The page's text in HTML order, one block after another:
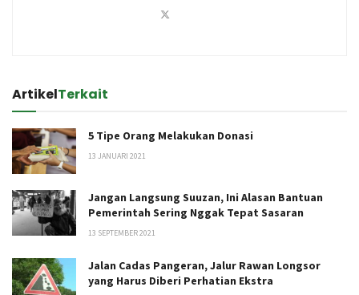
ArtikelTerkait
5 Tipe Orang Melakukan Donasi
13 JANUARI 2021
Jangan Langsung Suuzan, Ini Alasan Bantuan
Pemerintah Sering Nggak Tepat Sasaran
13 SEPTEMBER 2021
Jalan Cadas Pangeran, Jalur Rawan Longsor
yang Harus Diberi Perhatian Ekstra